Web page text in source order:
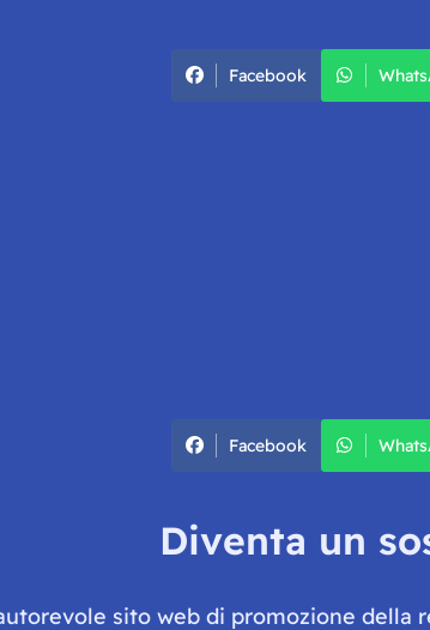
Facebook
Facebook
Diventa un
sito web di promozione della